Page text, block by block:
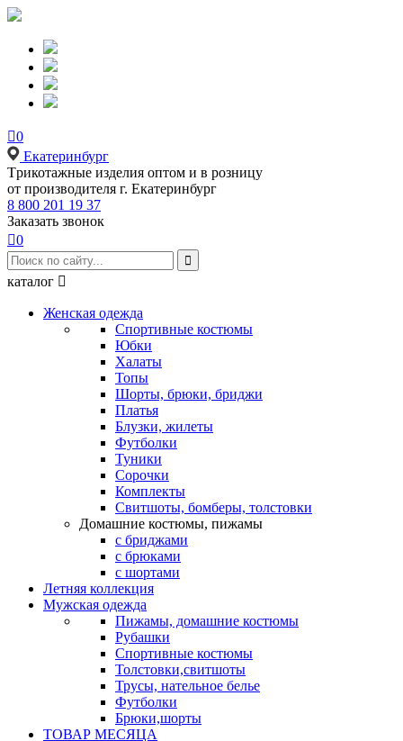
0
Екатеринбург
Tрикотажные изделия оптом и в розницу
от производителя г. Екатеринбург
8 800 201 19 37
Заказать звонок
0

каталог 
Женская одежда
Спортивные костюмы
Юбки
Халаты
Топы
Шорты, брюки, бриджи
Платья
Блузки, жилеты
Футболки
Туники
Сорочки
Комплекты
Свитшоты, бомберы, толстовки
Домашние костюмы, пижамы
с бриджами
с брюками
с шортами
Летняя коллекция
Мужская одежда
Пижамы, домашние костюмы
Рубашки
Спортивные костюмы
Толстовки,свитшоты
Трусы, нательное белье
Футболки
Брюки,шорты
ТОВАР МЕСЯЦА